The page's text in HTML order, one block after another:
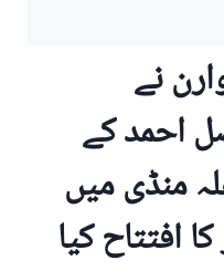
نے
احمد کے
منڈی میں
افتتاح کیا